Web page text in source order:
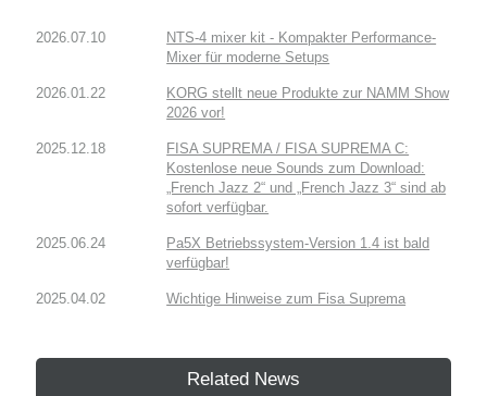
2026.07.10
NTS-4 mixer kit - Kompakter Performance-
Mixer für moderne Setups
2026.01.22
KORG stellt neue Produkte zur NAMM Show
2026 vor!
2025.12.18
FISA SUPREMA / FISA SUPREMA C:
Kostenlose neue Sounds zum Download:
„French Jazz 2“ und „French Jazz 3“ sind ab
sofort verfügbar.
2025.06.24
Pa5X Betriebssystem-Version 1.4 ist bald
verfügbar!
2025.04.02 Wichtige Hinweise zum Fisa Suprema
Related News